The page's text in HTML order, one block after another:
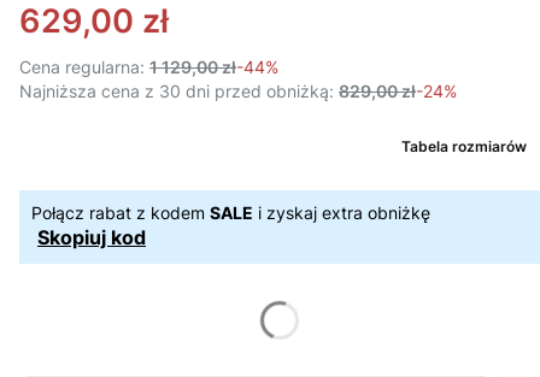
629,00 zł
Cena regularna: 1 129,00 zł-44%
Najniższa cena z 30 dni przed obniżką: 829,00 zł-24%
Tabela rozmiarów
Połącz rabat z kodem SALE i zyskaj extra obniżkę
Skopiuj kod